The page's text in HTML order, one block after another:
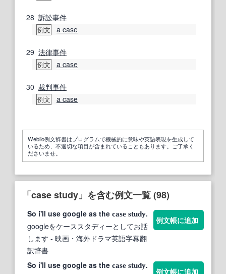
28 訴訟事件
例文 a case
29 法律事件
例文 a case
30 裁判事件
例文 a case
Weblio例文辞書はプログラムで機械的に意味や英語表現を生成して
いるため、不適切な項目が含まれていることもあります。ご了承く
ださいませ。
「case study」を含む例文一覧 (98)
So i'll use google as the case study.
googleをケーススタディーとしてお話
します - 映画・海外ドラマ英語字幕翻
訳辞書
例文帳に追加
So i'll use google as the case study.
例文帳に追加